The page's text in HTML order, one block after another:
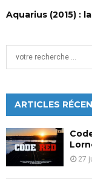
Aquarius (2015) :
h
f
o
r
:
ARTICLES
27